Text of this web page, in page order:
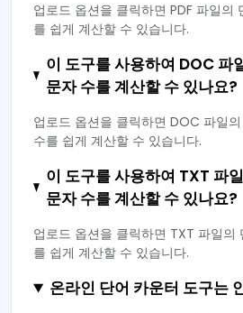
업로드 옵션을 클릭하면 PDF 파일의
를 쉽게 계산할 수 있습니다.
이 도구를 사용하여 DOC 파
문자 수를 계산할 수 있나요?
업로드 옵션을 클릭하면 DOC 파일
수를 쉽게 계산할 수 있습니다.
이 도구를 사용하여 TXT 파
문자 수를 계산할 수 있나요?
업로드 옵션을 클릭하면 TXT 파일의
를 쉽게 계산할 수 있습니다.
온라인 단어 카운터 도구는